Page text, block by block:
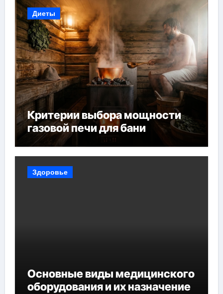
Диеты
Критерии выбора мощности
газовой печи для бани
Здоровье
Основные виды медицинского
оборудования и их назначение